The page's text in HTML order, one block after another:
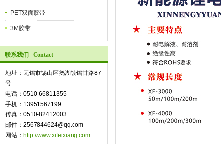
PET双面胶带
3M胶带
联系我们 Contact
地址：无锡市锡山区鹅湖镇锡甘路87
号
电话：0510-66811355
手机：13951567199
传真：0510-82412003
邮件：2567844624@qq.com
网站： http://www.xifeixiang.com